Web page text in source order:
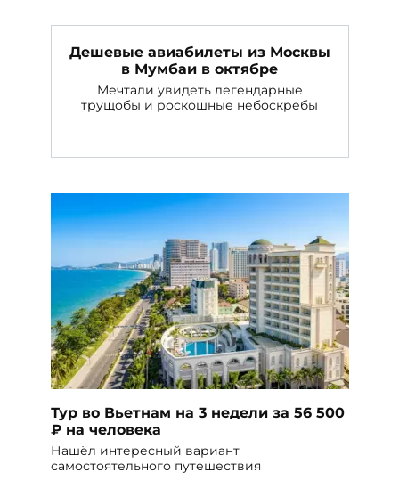
Дешевые авиабилеты из Москвы
в Мумбаи в октябре
Мечтали увидеть легендарные
трущобы и роскошные небоскребы
Тур во Вьетнам на 3 недели за 56 500
₽ на человека
Нашёл интересный вариант
самостоятельного путешествия